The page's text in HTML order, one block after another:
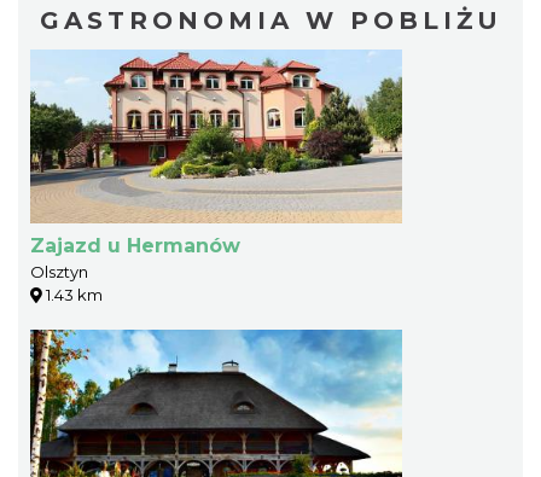
GASTRONOMIA W POBLIŻU
Zajazd u Hermanów
Olsztyn
1.43 km